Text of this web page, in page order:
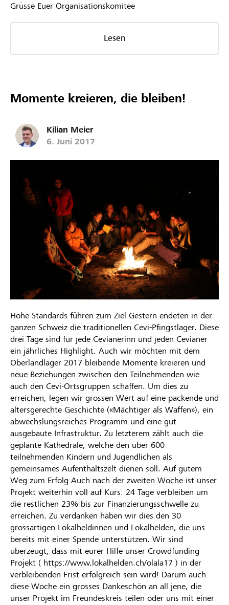
Grüsse Euer Organisationskomitee
Lesen
Momente kreieren, die bleiben!
Kilian Meier
6. Juni 2017
Hohe Standards führen zum Ziel Gestern endeten in der
ganzen Schweiz die traditionellen Cevi-Pfingstlager. Diese
drei Tage sind für jede Cevianerinn und jeden Cevianer
ein jährliches Highlight. Auch wir möchten mit dem
Oberlandlager 2017 bleibende Momente kreieren und
neue Beziehungen zwischen den Teilnehmenden wie
auch den Cevi-Ortsgruppen schaffen. Um dies zu
erreichen, legen wir grossen Wert auf eine packende und
altersgerechte Geschichte («Mächtiger als Waffen»), ein
abwechslungsreiches Programm und eine gut
ausgebaute Infrastruktur. Zu letzterem zählt auch die
geplante Kathedrale, welche den über 600
teilnehmenden Kindern und Jugendlichen als
gemeinsames Aufenthaltszelt dienen soll. Auf gutem
Weg zum Erfolg Auch nach der zweiten Woche ist unser
Projekt weiterhin voll auf Kurs: 24 Tage verbleiben um
die restlichen 23% bis zur Finanzierungsschwelle zu
erreichen. Zu verdanken haben wir dies den 30
grossartigen Lokalheldinnen und Lokalhelden, die uns
bereits mit einer Spende unterstützen. Wir sind
überzeugt, dass mit eurer Hilfe unser Crowdfunding-
Projekt ( https://www.lokalhelden.ch/olala17 ) in der
verbleibenden Frist erfolgreich sein wird! Darum auch
diese Woche ein grosses Dankeschön an all jene, die
unser Projekt im Freundeskreis teilen oder uns mit einer